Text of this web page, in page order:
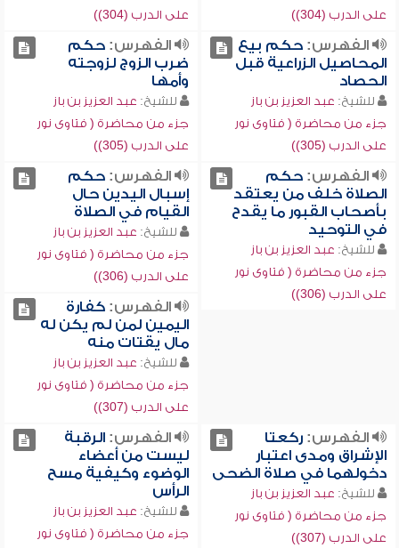
على الدرب (304))
على الدرب (304))
الفهرس:حكم بيع
المحاصيل الزراعية قبل
الحصاد
للشيخ: عبد العزيز بن باز
جزء من محاضرة ( فتاوى نور
على الدرب (305))
الفهرس:حكم
ضرب الزوج لزوجته
وأمها
للشيخ: عبد العزيز بن باز
جزء من محاضرة ( فتاوى نور
على الدرب (305))
الفهرس:حكم
الصلاة خلف من يعتقد
بأصحاب القبور ما يقدح
في التوحيد
للشيخ: عبد العزيز بن باز
جزء من محاضرة ( فتاوى نور
على الدرب (306))
الفهرس:حكم
إسبال اليدين حال
القيام في الصلاة
للشيخ: عبد العزيز بن باز
جزء من محاضرة ( فتاوى نور
على الدرب (306))
الفهرس:كفارة
اليمين لمن لم يكن له
مال يقتات منه
للشيخ: عبد العزيز بن باز
جزء من محاضرة ( فتاوى نور
على الدرب (307))
الفهرس:ركعتا
الإشراق ومدى اعتبار
دخولهما في صلاة الضحى
للشيخ: عبد العزيز بن باز
جزء من محاضرة ( فتاوى نور
على الدرب (307))
الفهرس:الرقبة
ليست من أعضاء
الوضوء وكيفية مسح
الرأس
للشيخ: عبد العزيز بن باز
جزء من محاضرة ( فتاوى نور